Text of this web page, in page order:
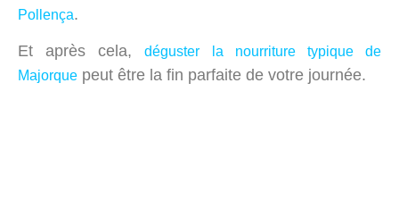
Pollença.
Et après cela,déguster la nourriture typique de
Majorque peut être la fin parfaite de votre journée.